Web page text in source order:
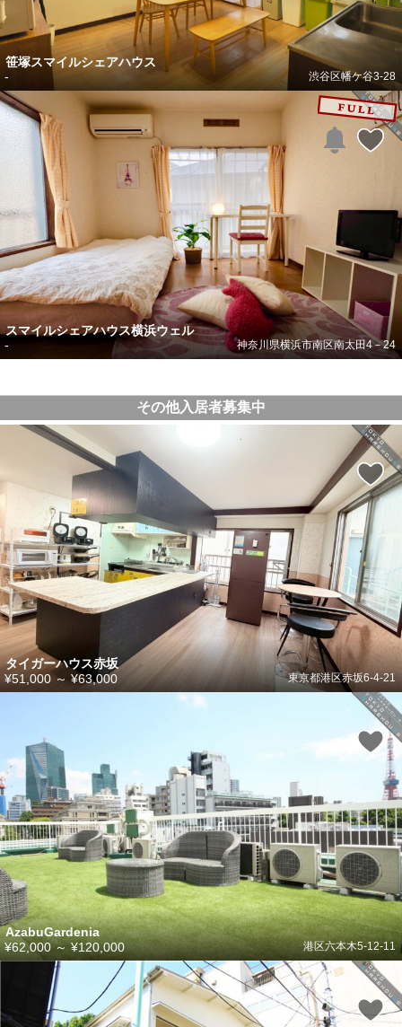
笹塚スマイルシェアハウス
渋谷区幡ケ谷3-28
-
スマイルシェアハウス横浜ウェル
神奈川県横浜市南区南太田4－24
-
その他入居者募集中
タイガーハウス赤坂
東京都港区赤坂6-4-21
¥51,000 ～ ¥63,000
AzabuGardenia
港区六本木5-12-11
¥62,000～¥120,000